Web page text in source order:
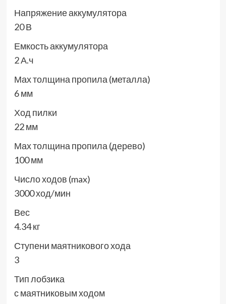
Напряжение аккумулятора
20 В
Емкость аккумулятора
2 А.ч
Мах толщина пропила (металла)
6 мм
Ход пилки
22 мм
Мах толщина пропила (дерево)
100 мм
Число ходов (max)
3000 ход/мин
Вес
4.34 кг
Ступени маятникового хода
3
Тип лобзика
с маятниковым ходом